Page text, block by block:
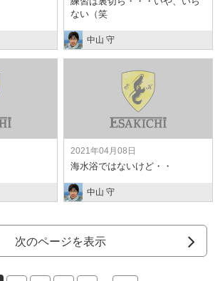
ない（笑
中山 守
2021年04月08日
海水浴ではないけど・・
中山 守
次のページを表示